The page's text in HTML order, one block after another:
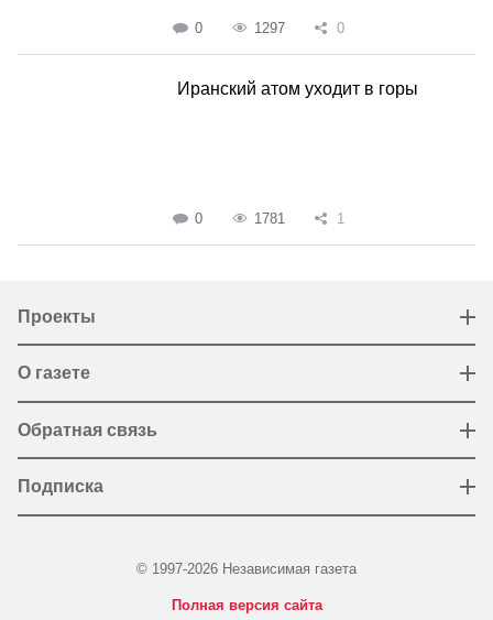
0 1297 0
Иранский атом уходит в горы
0 1781 1
Проекты
О газете
Обратная связь
Подписка
© 1997-2026 Независимая газета
Полная версия сайта